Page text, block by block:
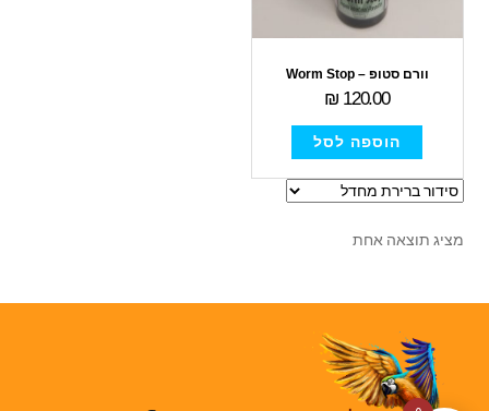
וורם סטופ – Worm Stop
₪120.00
הוספה לסל
מציג תוצאה אחת